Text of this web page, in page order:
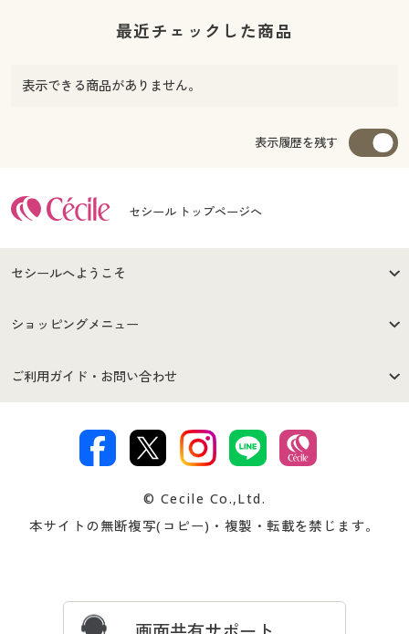
最近チェックした商品
表示できる商品がありません。
表示履歴を残す
セシール トップページへ
セシールへようこそ
はじめての方へ
セシールご利用規約
著作権・商標について 会社案内
ショッピングメニュー
商品カテゴリ
プレゼント＆キャンペーン サイトマップ
ご利用ガイド・お問い合わせ
交換・返品は お支払は
ついて
忘れの場合
© Cecile Co.,Ltd.
本サイトの無断複写(コピー)・複製・転載を禁じます。